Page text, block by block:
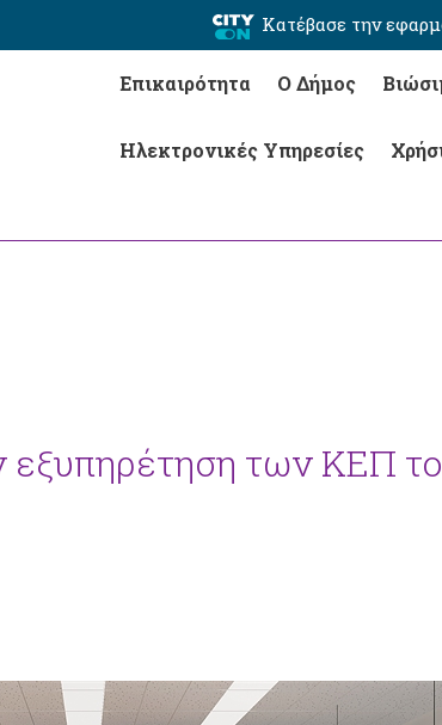
Κατέβασε την
Επικαιρότητα Ο Δήμος
Ηλεκτρονικές Υπηρεσίες
των ΚΕΠ